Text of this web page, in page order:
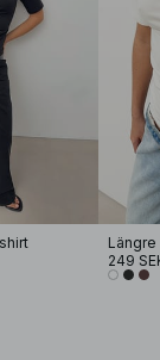
249